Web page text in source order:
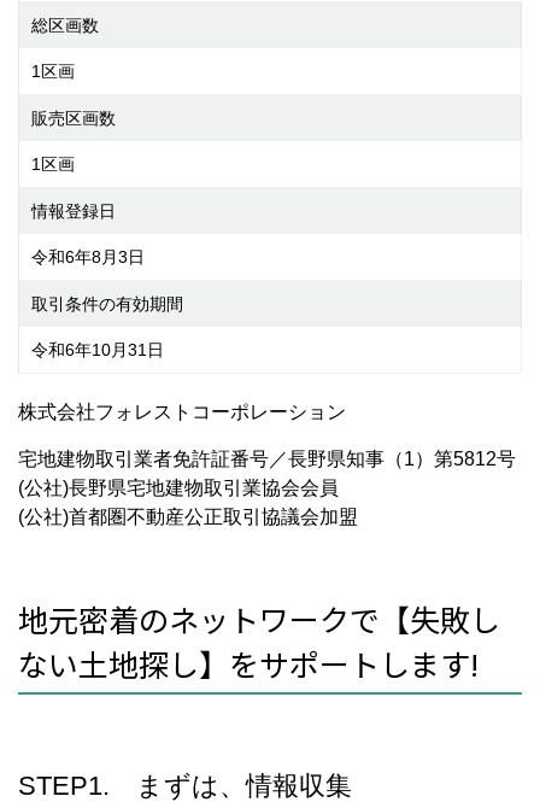
総区画数
1区画
販売区画数
1区画
情報登録日
令和6年8月3日
取引条件の有効期間
令和6年10月31日
株式会社フォレストコーポレーション
宅地建物取引業者免許証番号／長野県知事（1）第5812号
(公社)長野県宅地建物取引業協会会員
(公社)首都圏不動産公正取引協議会加盟
地元密着のネットワークで【失敗し
ない土地探し】をサポートします!
STEP1. まずは、情報収集